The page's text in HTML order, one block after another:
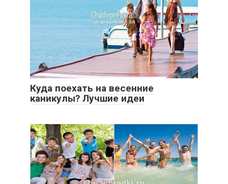
Куда поехать на весенние
каникулы? Лучшие идеи